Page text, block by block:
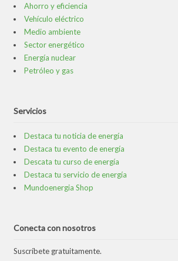
Ahorro y eficiencia
Vehículo eléctrico
Medio ambiente
Sector energético
Energía nuclear
Petróleo y gas
Servicios
Destaca tu noticia de energía
Destaca tu evento de energía
Descata tu curso de energía
Destaca tu servicio de energía
Mundoenergia Shop
Conecta con nosotros
Suscríbete gratuitamente.